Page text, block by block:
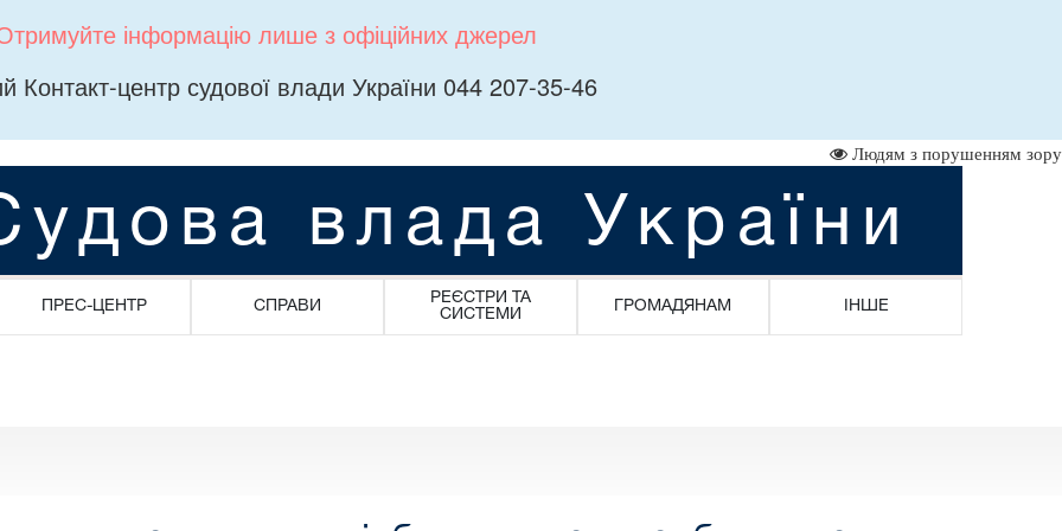
інформацію лише з офіційних джерел
Контакт-центр судової влади України 044 207-35-46
Людям з порушенням зору
влада України
ПРЕС-ЦЕНТР СПРАВИ
РЕЄСТРИ ТА
СИСТЕМИ
ГРОМАДЯНАМ ІНШЕ